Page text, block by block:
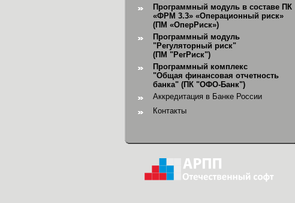
Программный модуль в составе ПК
«ФРМ 3.3» «Операционный риск»
(ПМ «ОперРиск»)
Программный модуль
"Регуляторный риск"
(ПМ "РегРиск")
Программный комплекс
"Общая финансовая отчетность
банка" (ПК "ОФО-Банк")
Аккредитация в Банке России
Контакты